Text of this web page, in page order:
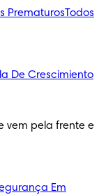
PrematurosTodos
De Crescimiento
vem pela frente e
Em